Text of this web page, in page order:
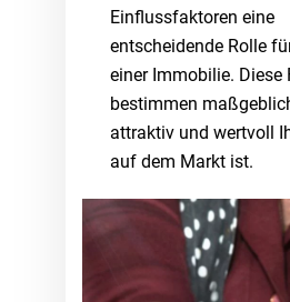
Einflussfaktoren eine
entscheidende Rolle
einer Immobilie. Diese
bestimmen
attraktiv und wertvoll
auf dem Markt ist.